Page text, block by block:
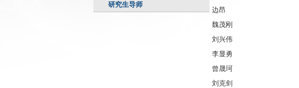
研究生导师
边昂
魏茂刚
刘兴伟
李显勇
曾晟珂
刘克剑